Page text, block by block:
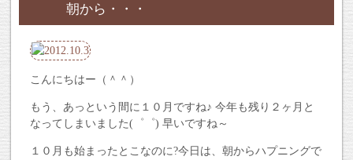
朝から・・・
こんにちはー（＾＾）
もう、あっという間に１０月ですね♪ 今年も残り２ヶ月と
なってしまいました(゜゜) 早いですね～
１０月も始まったとこなのに?今日は、朝からハプニングで